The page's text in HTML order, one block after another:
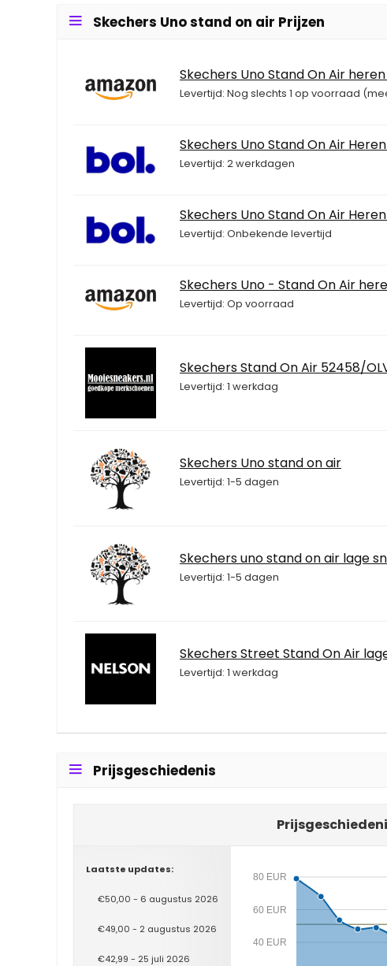
Skechers Uno stand on air Prijzen
Skechers Uno Stand On Air
Levertijd: Nog slechts 1 op voorraad
Skechers Uno Stand On Air
Levertijd: 2 werkdagen
Skechers Uno Stand On Air
Levertijd: Onbekende levertijd
Skechers Uno - Stand On Air
Levertijd: Op voorraad
Skechers Stand On Air 52458/
Levertijd: 1 werkdag
Skechers Uno stand on air
Levertijd: 1-5 dagen
Skechers uno stand on air lage
Levertijd: 1-5 dagen
Skechers Street Stand On Air
Levertijd: 1 werkdag
Prijsgeschiedenis
Laatste updates:
€50,00 - 6 augustus 2026
€49,00 - 2 augustus 2026
€42,99 - 25 juli 2026
40 EUR
60 EUR
80 EUR